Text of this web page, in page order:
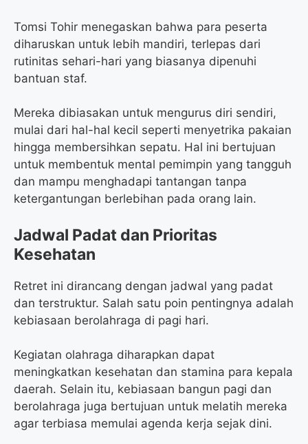
Tomsi Tohir menegaskan bahwa para peserta
diharuskan untuk lebih mandiri, terlepas dari
rutinitas sehari-hari yang biasanya dipenuhi
bantuan staf.
Mereka dibiasakan untuk mengurus diri sendiri,
mulai dari hal-hal kecil seperti menyetrika pakaian
hingga membersihkan sepatu. Hal ini bertujuan
untuk membentuk mental pemimpin yang tangguh
dan mampu menghadapi tantangan tanpa
ketergantungan berlebihan pada orang lain.
Jadwal Padat dan Prioritas
Kesehatan
Retret ini dirancang dengan jadwal yang padat
dan terstruktur. Salah satu poin pentingnya adalah
kebiasaan berolahraga di pagi hari.
Kegiatan olahraga diharapkan dapat
meningkatkan kesehatan dan stamina para kepala
daerah. Selain itu, kebiasaan bangun pagi dan
berolahraga juga bertujuan untuk melatih mereka
agar terbiasa memulai agenda kerja sejak dini.